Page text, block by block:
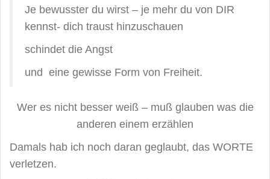
Je bewusster du wirst – je mehr du von DIR
kennst- dich traust hinzuschauen
schindet die Angst
und eine gewisse Form von Freiheit.
Wer es nicht besser weiß – muß glauben was die
anderen einem erzählen
Damals hab ich noch daran geglaubt, das WORTE
verletzen.